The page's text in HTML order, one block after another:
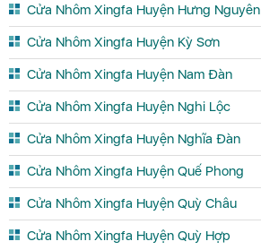
Cửa Nhôm Xingfa Huyện Hưng Nguyên
Cửa Nhôm Xingfa Huyện Kỳ Sơn
Cửa Nhôm Xingfa Huyện Nam Đàn
Cửa Nhôm Xingfa Huyện Nghi Lộc
Cửa Nhôm Xingfa Huyện Nghĩa Đàn
Cửa Nhôm Xingfa Huyện Quế Phong
Cửa Nhôm Xingfa Huyện Quỳ Châu
Cửa Nhôm Xingfa Huyện Quỳ Hợp